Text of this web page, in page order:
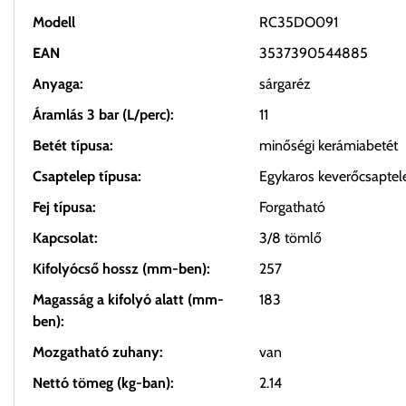
Modell
RC35DO091
EAN
3537390544885
Anyaga:
sárgaréz
Áramlás 3 bar (L/perc):
11
Betét típusa:
minőségi kerámiabetét
Csaptelep típusa:
Egykaros
Fej típusa:
Forgatható
Kapcsolat:
3/8 tömlő
Kifolyócső hossz (mm-ben):
257
Magasság a kifolyó alatt (mm-
ben):
183
Mozgatható zuhany:
van
Nettó tömeg (kg-ban):
2.14